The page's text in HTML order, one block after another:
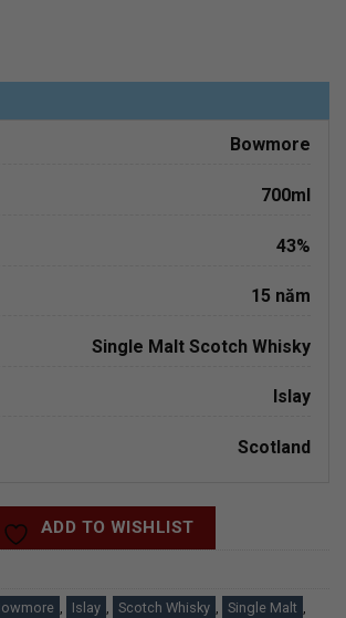
Bowmore
700ml
43%
15 năm
Single Malt Scotch Whisky
Islay
Scotland
ADD TO WISHLIST
, Islay , Scotch Whisky , Single Malt ,